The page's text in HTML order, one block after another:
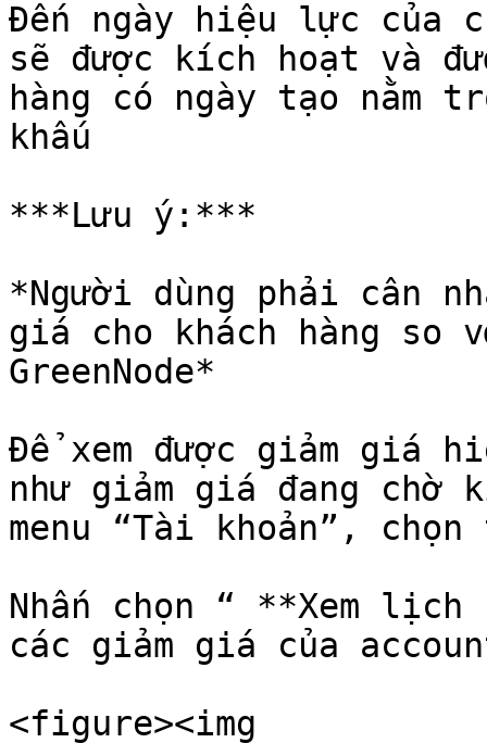
Đến ngày hiệu lực của
sẽ được kích hoạt và
hàng có ngày tạo nằm
khấu
***Lưu ý:***
*Người dùng phải cân
giá cho khách hàng so
GreenNode*
Để xem được giảm giá
như giảm giá đang chờ
menu “Tài khoản”,
Nhấn chọn “ **Xem
các giảm giá của
<figure><img